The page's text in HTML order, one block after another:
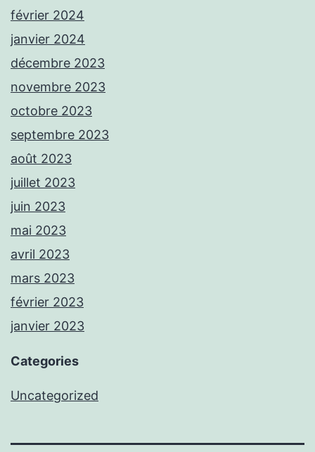
février 2024
janvier 2024
décembre 2023
novembre 2023
octobre 2023
septembre 2023
août 2023
juillet 2023
juin 2023
mai 2023
avril 2023
mars 2023
février 2023
janvier 2023
Categories
Uncategorized